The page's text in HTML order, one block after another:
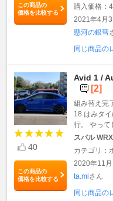
この商品の
価格を比較する
購入価格：
2021年4月
懸河の銀彗
同じ商品の
40
この商品の
価格を比較する
Avid 1 /
[2]
組み替え
18 はみタ
行。 やって
スバル
カテゴリ：
2020年11
ta.miさん
同じ商品の